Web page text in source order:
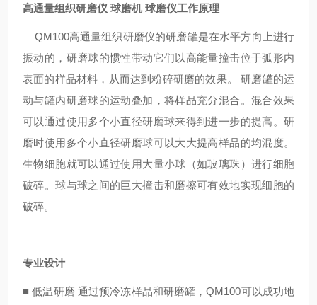
高通量组织研磨仪 球磨机 球磨仪工作原理
QM100高通量组织研磨仪的研磨罐是在水平方向上进行
振动的，研磨球的惯性带动它们以高能量撞击位于弧形内
表面的样品材料，从而达到粉碎研磨的效果。 研磨罐的运
动与罐内研磨球的运动叠加，将样品充分混合。混合效果
可以通过使用多个小直径研磨球来得到进一步的提高。研
磨时使用多个小直径研磨球可以大大提高样品的均混度。
生物细胞就可以通过使用大量小球（如玻璃珠）进行细胞
破碎。球与球之间的巨大撞击和磨擦可有效地实现细胞的
破碎。
专业设计
■低温研磨 通过预冷冻样品和研磨罐，QM100可以成功地